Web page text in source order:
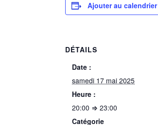
Ajouter au calendrier
DÉTAILS
Date :
samedi 17 mai 2025
Heure :
20:00 ⇒ 23:00
Catégorie